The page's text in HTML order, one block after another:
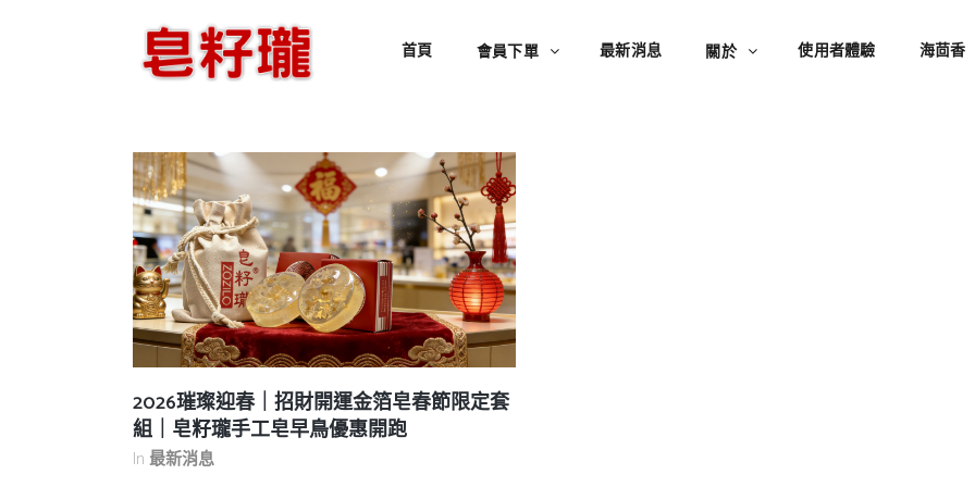
首頁 會員下單 最新消息 關於 使用者體驗 海茴香
2026璀璨迎春｜招財開運金箔皂春節限定套
組｜皂籽瓏手工皂早鳥優惠開跑
In 最新消息